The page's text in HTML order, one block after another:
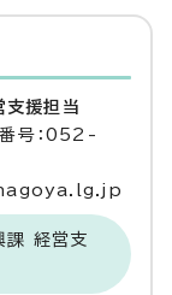
支援担当
号：052-
課 経営支